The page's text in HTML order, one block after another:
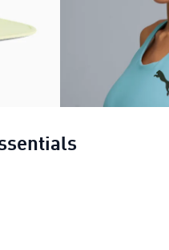
running Essentials